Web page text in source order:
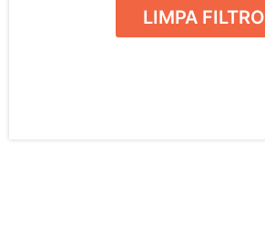
LIMPA FILTRO